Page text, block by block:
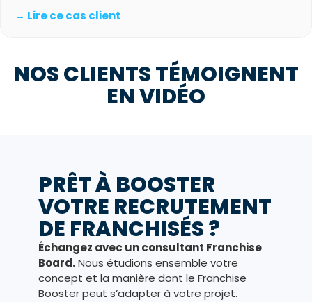
→ Lire ce cas client
NOS CLIENTS TÉMOIGNENT
EN VIDÉO
PRÊT À BOOSTER
VOTRE RECRUTEMENT
DE FRANCHISÉS ?
Échangez avec un consultant Franchise
Board.Nous étudions ensemble votre
concept et la manière dont le Franchise
Booster peut s’adapter à votre projet.